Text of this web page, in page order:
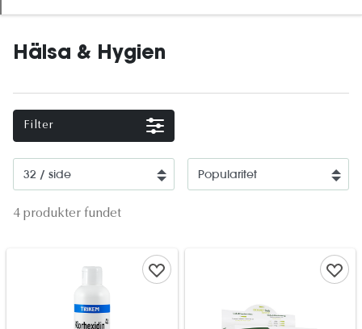
Hälsa & Hygien
Filter
4 produkter fundet